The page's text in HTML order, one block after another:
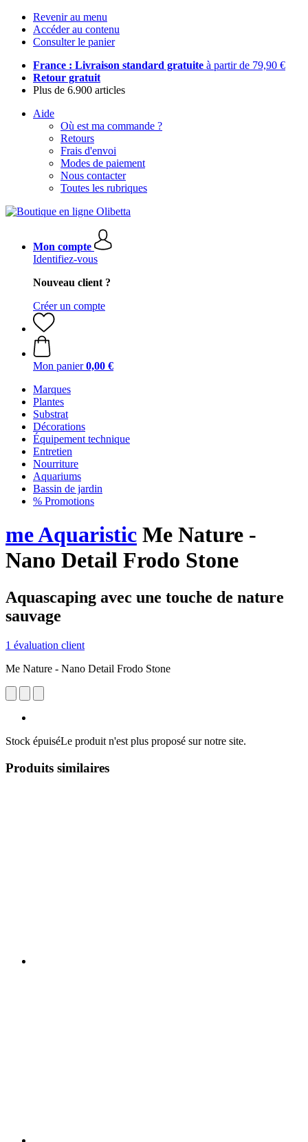
Revenir au menu
Accéder au contenu
Consulter le panier
France : Livraison standard gratuite à partir de 79,90 €
Retour gratuit
Plus de 6.900 articles
Aide
Où est ma commande ?
Retours
Frais d'envoi
Modes de paiement
Nous contacter
Toutes les rubriques
Mon compte
Identifiez-vous
Nouveau client ?
Créer un compte
Mon panier 0,00 €
Marques
Plantes
Substrat
Décorations
Équipement technique
Entretien
Nourriture
Aquariums
Bassin de jardin
% Promotions
me Aquaristic Me Nature -
Nano Detail Frodo Stone
Aquascaping avec une touche de nature
sauvage
1 évaluation client
Me Nature - Nano Detail Frodo Stone
Stock épuiséLe produit n'est plus proposé sur notre site.
Produits similaires